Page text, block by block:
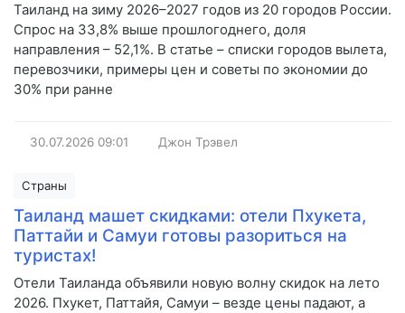
Таиланд на зиму 2026–2027 годов из 20 городов России.
Спрос на 33,8% выше прошлогоднего, доля
направления – 52,1%. В статье – списки городов вылета,
перевозчики, примеры цен и советы по экономии до
30% при ранне
30.07.2026 09:01 Джон Трэвел
Страны
Таиланд машет скидками: отели Пхукета,
Паттайи и Самуи готовы разориться на
туристах!
Отели Таиланда объявили новую волну скидок на лето
2026. Пхукет, Паттайя, Самуи – везде цены падают, а